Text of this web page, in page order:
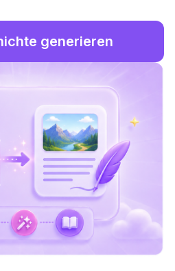
generieren